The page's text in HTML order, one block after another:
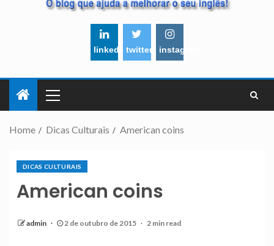
linkedintwitter instagram
Home Dicas Culturais American coins
DICAS CULTURAIS
American coins
admin 2 de outubro de 2015 2 min read